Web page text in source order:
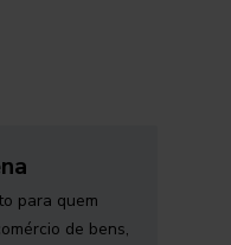
para quem
de bens,